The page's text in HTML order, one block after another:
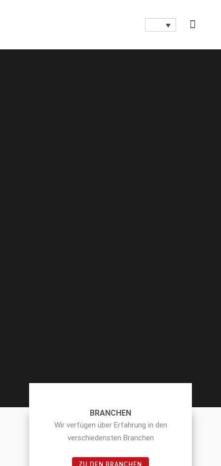
BRANCHEN
Wir verfügen über Erfahrung in den
verschiedensten Branchen
ZU DEN BRANCHEN